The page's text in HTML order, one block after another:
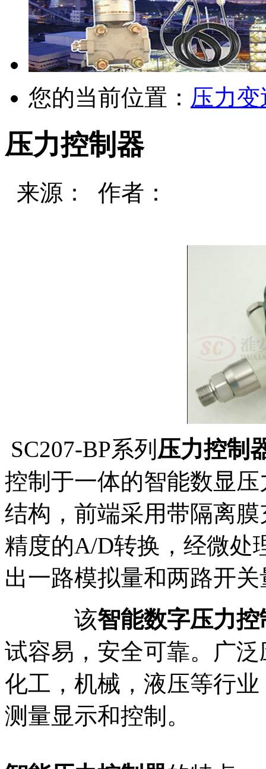
您的当前位置： 压力
压力控制器
来源： 作者：
SC207-BP系列 压力控制
控制于一体的智能数显
结构，前端采用带隔离
精度的A/D转换，经微处
出一路模拟量和两路开关
该智能数字压力控
试容易，安全可靠。广
化工，机械，液压等行
测量显示和控制。